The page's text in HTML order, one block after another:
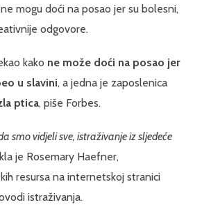
mogu doći na posao jer su bolesni,
odgovore.
kako ne može doći na posao jer
u slavini, a jedna je zaposlenica
ptica, piše Forbes.
smo vidjeli sve, istraživanje iz sljedeće
je Rosemary Haefner,
resursa na internetskoj stranici
istraživanja.